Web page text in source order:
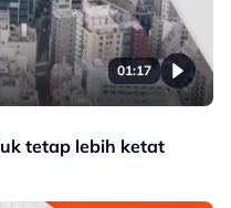
01:17
tetap lebih ketat